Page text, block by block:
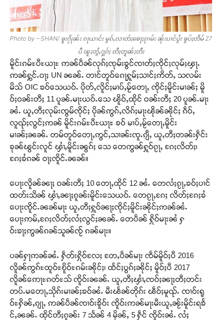
Photo by – SHAN/ ၶူးႁိုၼ်း ၵႃယၢင်း မွၵ်ႇလၢတ်ႈၶေႃႈၵႂၢမ်း ၼႂ်းပၢင်ပွႆး ၶွပ်ႈတဵမ် 27
ပီ ၽူႈတွႆႇႁွၵ်ႈ တီႈတူၼ်ႈတီး
မိူင်းၵမ်ႊပီႊယႃႊ ဢၼ်ပဵၼ်လုၵ်ႈၸုမ်းၶွင်ၸၢတ်ႈၸိုင်ႈလုမ်ႈၾႃႉ
ဢၼ်ႁွင်ႉဝႃႈ UN ၼၼ်ႉ တၢင်တူဝ်ၵေႃႁူမ်ႈသၢင်ႈဢိတ်ႇ သလမ်း
မိသ် OIC ၶဝ်သေယဝ်ႉ ပိုတ်ႇလိူင်ႈမၢပ်ႇမႂ်တေႃႇ ၸိုင်ႈမိူင်းမၢၼ်ႈ မိူ
ဝ်ႈဝၼ်းတီႈ 11 ပူၼ်ႉမႃးယဝ်ႉသေ ၽိူဝ်ႇထိုင် ဝၼ်းတီႈ 20 ပူၼ်ႉမႃး
ၼႆႉ ယူႇတီႈလုမ်းၸွမ်ၸိုင်ႈ ပိုၼ်ဢွၵ်ႇလိၵ်ႈမႃးၽိုၼ်ၼိုင်ႈ ၵဵဝ်ႇ
လူၺ်ႈလွင်ႈဢၼ် မိူင်းၵမ်ႊပီႊယႃႊ ၶဝ် မၢပ်ႇမႂ်တေႃႇမိူင်း
မၢၼ်ႈၼၼ်ႉ တမ်တူဝ်တေႃႇဢွင်ႇသၢၼ်းၸူႉၵျီႇ ယူႇတီႈတၼ်းႁဵင်း
ၶုၼ်ၽွင်းလူင် ၾၢႆႇမိူင်းၼွၵ်ႈ သေ တေဢွၼ်ႁူဝ်ၵႂႃႇ ၵႄႈလိတ်ႈ၊
ၵႄႈၶႆၵၼ် ဝႃႈၸိူင်ႉၼၼ်။
ပေႃးလိူၼ်ၼႃႈ ဝၼ်းတီႈ 10 တေႃႇထိုင် 12 ၼႆႉ တေလႆႈၵႂႃႇၶဝ်ႈပၢင်
ထတ်းသိၼ် ၾၢႆႇၼႃႈၵူၼ်းမိူင်းသေယဝ်ႉ တေၵႂႃႇၵႄႈ လိတ်ႈၵႄႈၶႆ
ပေႃးၸိူင်ႉၼၼ်မႃး ယူႇတီႈႁူဝ်ၼႃႈၸိုင်ႈမိူင်းၼိုင်ႈဢၼ်ၼႆႉ
ပေႃးဢမ်ႇၵႄႈလိတ်ႈလႆႈလွင်ႈၼၼ်ႉ တေပဵၼ် ႁိုဝ်မႃးၼႆ ႁ
ဝ်းၶႃႈဢွၼ်ၵၼ်သူၼ်ၸႂ် ၵၼ်မႃး။
ပၼ်ႁႃဢၼ်ၼႆႉ ႁဵတ်းႁိုဝ်လႄႈ တႄႇပဵၼ်မႃး ၸဵမ်မိူဝ်ႈပီ 2016
လိူၼ်ဢွၵ်ႊထူဝ်ႊၿိူဝ်ႊၵမ်းၼိုင်ႈ၊ ထႅင်ႈပွၵ်ႈၼိုင်ႈ မိူဝ်ႈပီ 2017
လိူၼ်ဢေႃႊၵတ်ႊသ် ၸိူဝ်းၼၼ်ႉ ယူႇတီႈၾၢႆႇၸဝ်ႈၼႃႈတီႈတင်း
တပ်ႉမတေႃႇသိုၵ်းမၢၼ်ႈၶဝ်ၼႆႉ မီးၽႅၼ်တိုၵ်း ၽဵဝ်ႈမူၺ်ႉ ၸၢဝ်းရူ
ဝ်ႊႁိၼ်ႇၵျႃႇ ဢၼ်ပဵၼ်ၸၢဝ်းၶိူဝ်း ၸိူဝ်းဢၼ်မႃးမီးယူႇၼႂ်းမိူင်းရၶႅ
င်ႇၼၼ်ႉ ထိုင်တီႈၵူၼ်း 7 သႅၼ် 4 မိုၼ်ႇ 5 ႁဵင် ၸိူဝ်းၼႆႉ လႆႈ